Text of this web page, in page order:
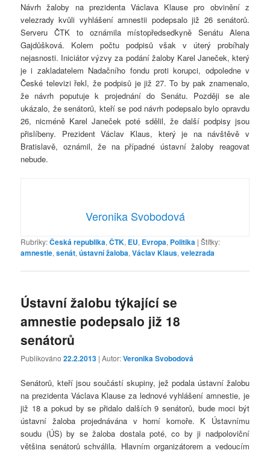
Návrh žaloby na prezidenta Václava Klause pro obvinění z
velezrady kvůli vyhlášení amnestii podepsalo již 26 senátorů.
Serveru ČTK to oznámila místopředsedkyně Senátu Alena
Gajdůšková. Kolem počtu podpisů však v úterý probíhaly
nejasnosti. Iniciátor výzvy za podání žaloby Karel Janeček, který
je i zakladatelem Nadačního fondu proti korupci, odpoledne v
České televizi řekl, že podpisů je již 27. To by pak znamenalo,
že návrh poputuje k projednání do Senátu. Později se ale
ukázalo, že senátorů, kteří se pod návrh podepsalo bylo opravdu
26, nicméně Karel Janeček poté sdělil, že další podpisy jsou
přislíbeny. Prezident Václav Klaus, který je na návštěvě v
Bratislavě, oznámil, že na případné ústavní žaloby reagovat
nebude.
Veronika Svobodová
Rubriky:Česká republika,ČTK, EU, Evropa, Politika |Štítky:
amnestie,senát,ústavní žaloba,Václav Klaus,velezrada
Ústavní žalobu týkající se
amnestie podepsalo již 18
senátorů
Publikováno22.2.2013 | Autor:Veronika Svobodová
Senátorů, kteří jsou součástí skupiny, jež podala ústavní žalobu
na prezidenta Václava Klause za lednové vyhlášení amnestie, je
již 18 a pokud by se přidalo dalších 9 senátorů, bude moci být
ústavní žaloba projednávána v horní komoře. K Ústavnímu
soudu (ÚS) by se žaloba dostala poté, co by ji nadpoloviční
většina senátorů schválila. Hlavním organizátorem a vedoucím